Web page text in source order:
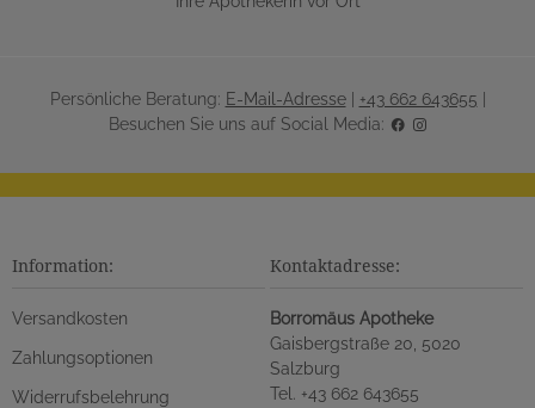
Persönliche Beratung: E-Mail-Adresse| +43 662 643655
Besuchen Sie uns auf Social Media:
Information:
Versandkosten
Zahlungsoptionen
Widerrufsbelehrung
Kontaktadresse:
Borromäus Apotheke
Gaisbergstraße 20, 5020
Salzburg
Tel. +43 662 643655